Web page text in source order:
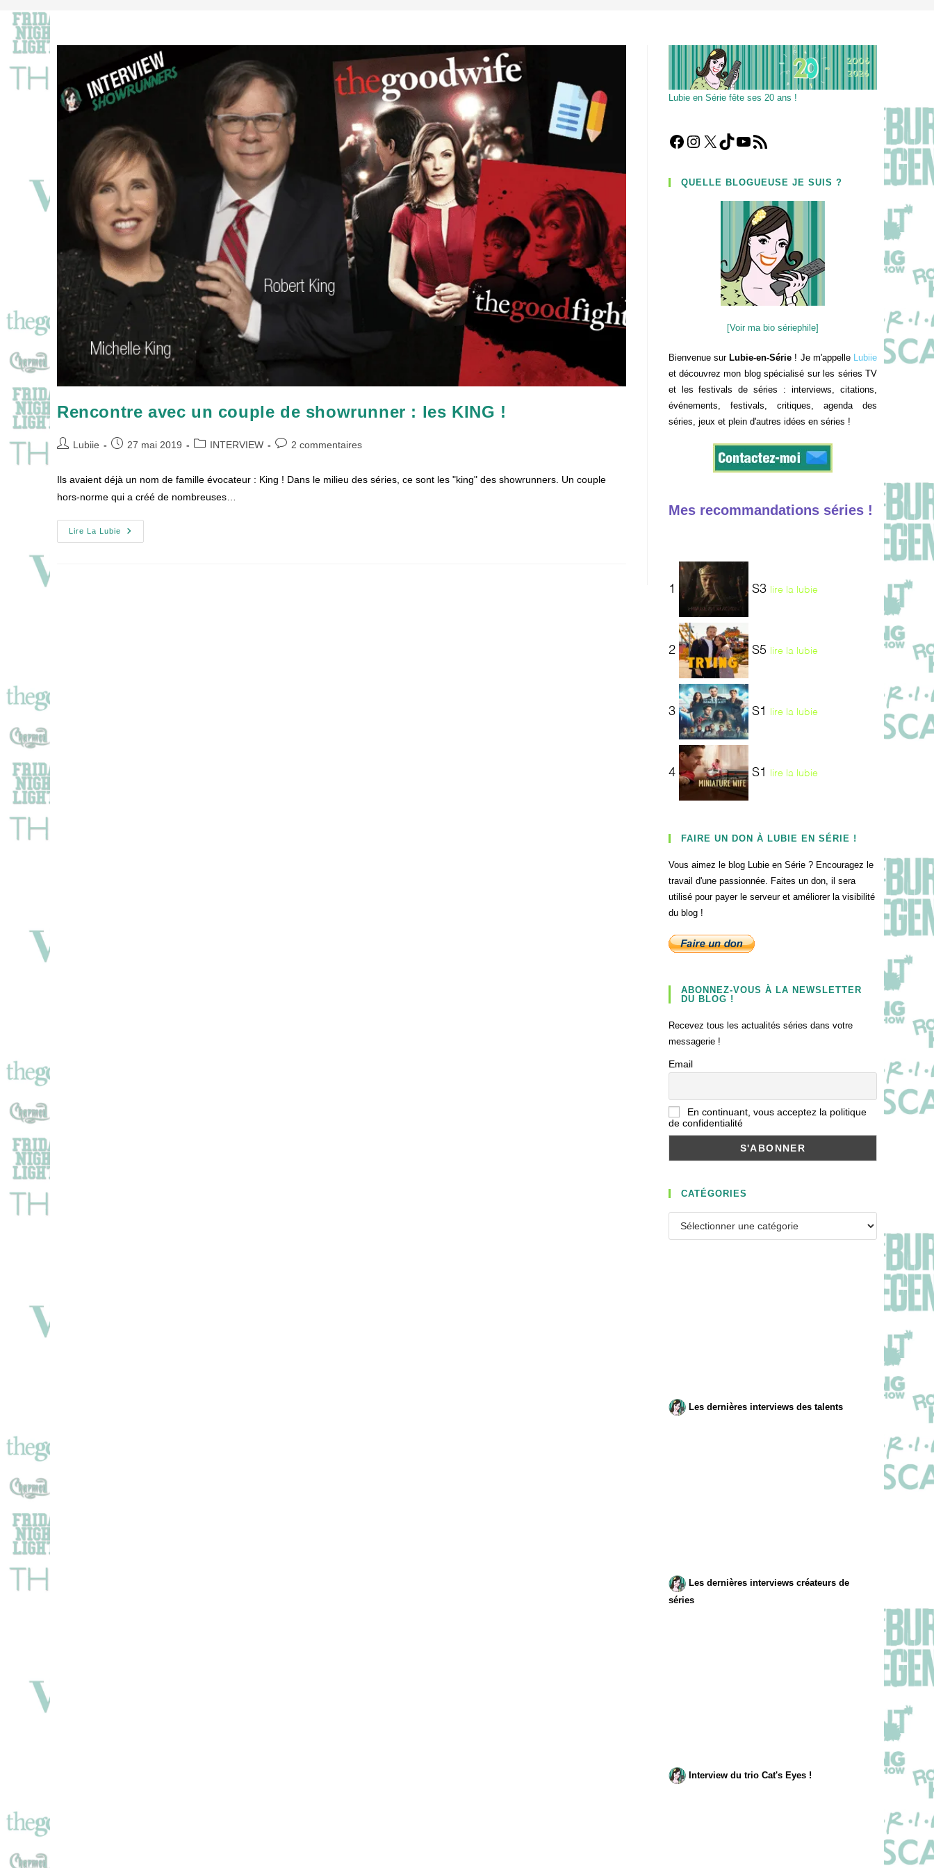
Rencontre avec un couple de showrunner : les KING !
Auteur/autrice
Lubiie
Publication
27 mai 2019
PostINTERVIEW
Commentaires
publication :
2 commentaires
Ils avaient déjà un nom de famille évocateur : King ! Dans le milieu des séries, ce sont les "king" des showrunners. Un couple
hors-norme qui a créé de nombreuses…
Lire La Lubie
Rencontre
Avec
Lubie en Série fête ses 20 ans !
Facebook
Instagram
X TikTokYouTube
Flux RSS
QUELLE BLOGUEUSE JE SUIS ?
[Voir ma bio sériephile]
Bienvenue sur Lubie-en-Série ! Je m'appelle Lubiie
et découvrez mon blog spécialisé sur les séries TV
et les festivals de séries : interviews, citations,
événements, festivals, critiques, agenda des
séries, jeux et plein d'autres idées en séries !
Mes recommandations séries !
1 S3 lire la lubie
2 S5 lire la lubie
3 S1 lire la lubie
4 S1 lire la lubie
FAIRE UN DON À LUBIE EN SÉRIE !
Vous aimez le blog Lubie en Série ? Encouragez le
travail d'une passionnée. Faites un don, il sera
utilisé pour payer le serveur et améliorer la visibilité
du blog !
ABONNEZ-VOUS À LA NEWSLETTER
DU BLOG !
Recevez tous les actualités séries dans votre
messagerie !
Email
En continuant, vous acceptez la politique
de confidentialité
CATÉGORIES
Les dernières interviews des talents
Les dernières interviews créateurs de
séries
Interview du trio Cat's Eyes !